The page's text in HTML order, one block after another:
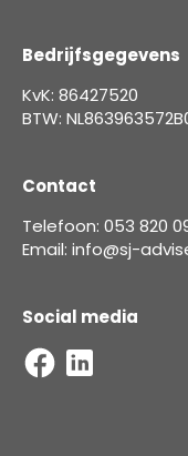
Bedrijfsgegevens
KvK: 86427520
BTW:
Contact
Telefoon: 053 820 09
Email: info@sj-
Social media